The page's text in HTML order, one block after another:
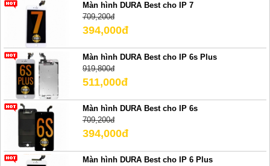
Màn hình DURA Best cho IP 7
709,200đ
394,000đ
Màn hình DURA Best cho IP 6s Plus
919,800đ
511,000đ
Màn hình DURA Best cho IP 6s
709,200đ
394,000đ
Màn hình DURA Best cho IP 6 Plus